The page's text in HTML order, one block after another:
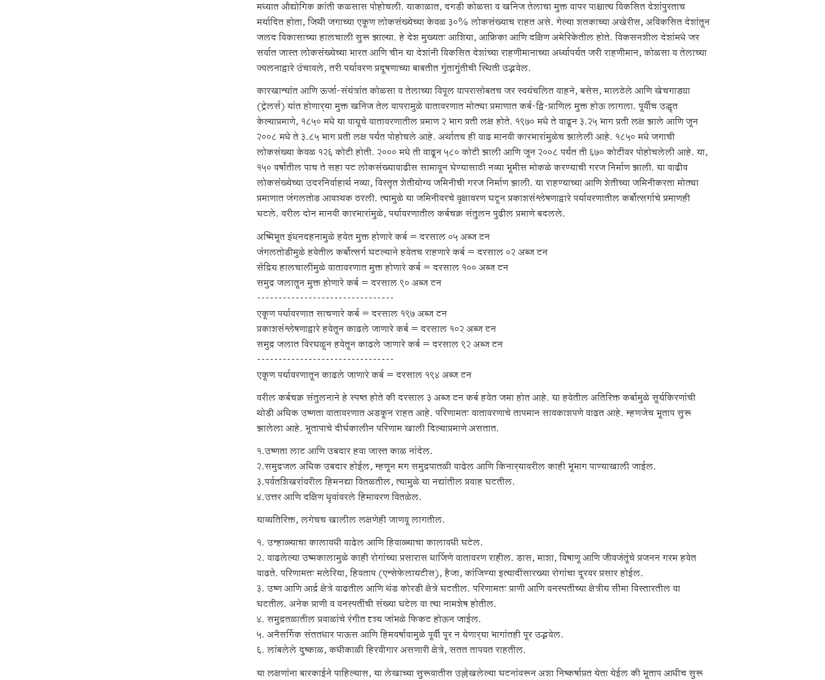
मध्यात औद्योगिक क्रांती कळसास पोहोचली. याकाळात, दगडी कोळसा व खनिज तेलाचा मुक्त वापर पाश्चात्य विकसित देशांपुरताच
मर्यादित होता, जिथी जगाच्या एकूण लोकसंख्येच्या केवळ ३०% लोकसंख्याच राहत असे. गेल्या शतकाच्या अखेरीस, अविकसित देशांतून
जलद विकासाच्या हालचाली सुरू झाल्या. हे देश मुख्यतः आशिया, आफ्रिका आणि दक्षिण अमेरिकेतील होते. विकसनशील देशांमधे जर
सर्वात जास्त लोकसंख्येच्या भारत आणि चीन या देशांनी विकसित देशांच्या राहणीमानाच्या अर्ध्यापर्यंत जरी राहणीमान, कोळसा व तेलाच्या
ज्वलनाद्वारे उंचावले, तरी पर्यावरण प्रदूषणाच्या बाबतीत गुंतागुंतीची स्थिती उद्भवेल.
कारखान्यांत आणि ऊर्जा-संयंत्रांत कोळसा व तेलाच्या विपूल वापरासोबतच जर स्वयंचलित वाहने, बसेस, मालठेले आणि खेचगाड्या
(ट्रेलर्स) यांत होणार्‍या मुक्त खनिज तेल वापरामुळे वातावरणात मोठ्या प्रमाणात कर्ब-द्वि-प्राणिल मुक्त होऊ लागला. पूर्वीच उद्धृत
केल्याप्रमाणे, १८५० मधे या वायूचे वातावरणातील प्रमाण २ भाग प्रती लक्ष होते. १९७० मधे ते वाढून ३.२५ भाग प्रती लक्ष झाले आणि जून
२००८ मधे ते ३.८५ भाग प्रती लक्ष पर्यंत पोहोचले आहे. अर्थातच ही वाढ मानवी कारभारांमुळेच झालेली आहे. १८५० मधे जगाची
लोकसंख्या केवळ १२६ कोटी होती. २००० मधे ती वाढून ५८० कोटी झाली आणि जून २००८ पर्यंत ती ६७० कोटींवर पोहोचलेली आहे. या,
१५० वर्षांतील पाच ते सहा पट लोकसंख्यावाढीस सामावून घेण्यासाठी नव्या भूमीस मोकळे करण्याची गरज निर्माण झाली. या वाढीव
लोकसंख्येच्या उदरनिर्वाहार्थ नव्या, विस्तृत शेतीयोग्य जमिनीची गरज निर्माण झाली. या राहण्याच्या आणि शेतीच्या जमिनीकरता मोठ्या
प्रमाणात जंगलतोड आवश्यक ठरली. त्यामुळे या जमिनीवरचे वृक्षावरण घटून प्रकाशसंश्लेषणाद्वारे पर्यावरणातील कर्बोत्सर्गाचे प्रमाणही
घटले. वरील दोन मानवी कारभारांमुळे, पर्यावरणातील कर्बचक्र संतुलन पुढील प्रमाणे बदलले.
अष्मिभूत इंधनदहनामुळे हवेत मुक्त होणारे कर्ब = दरसाल ०५ अब्ज टन
जंगलतोडीमुळे हवेतील कर्बोत्सर्ग घटल्याने हवेतच राहणारे कर्ब = दरसाल ०२ अब्ज टन
सेंद्रिय हालचालींमुळे वातावरणात मुक्त होणारे कर्ब = दरसाल १०० अब्ज टन
समुद्र जलातून मुक्त होणारे कर्ब = दरसाल ९० अब्ज टन
--------------------------------
एकूण पर्यावरणात साचणारे कर्ब = दरसाल १९७ अब्ज टन
प्रकाशसंश्लेषणाद्वारे हवेतून काढले जाणारे कर्ब = दरसाल १०२ अब्ज टन
समुद्र जलात विरघळून हवेतून काढले जाणारे कर्ब = दरसाल ९२ अब्ज टन
--------------------------------
एकूण पर्यावरणातून काढले जाणारे कर्ब = दरसाल १९४ अब्ज टन
वरील कर्बचक्र संतुलनाने हे स्पष्त होते की दरसाल ३ अब्ज टन कर्ब हवेत जमा होत आहे. या हवेतील अतिरिक्त कर्बामुळे सूर्यकिरणांची
थोडी अधिक उष्णता वातावरणात अडकून राहत आहे. परिणामतः वातावरणाचे तापमान सावकाशपणे वाढत आहे. म्हणजेच भूताप सुरू
झालेला आहे. भूतापाचे दीर्घकालीन परिणाम खाली दिल्याप्रमाणे असतात.
१.उष्णता लाट आणि उबदार हवा जास्त काळ नांदेल.
२.समुद्रजल अधिक उबदार होईल, म्हणून मग समुद्रपातळी वाढेल आणि किनार्‍यावरील काही भूभाग पाण्याखाली जाईल.
३.पर्वतशिखरांवरील हिमनद्या वितळतील, त्यामुळे या नद्यांतील प्रवाह घटतील.
४.उत्तर आणि दक्षिण धृवांवरले हिमावरण वितळेल.
याव्यतिरिक्त, लगेचच खालील लक्षणेही जाणवू लागतील.
१. उन्हाळ्याचा कालावधी वाढेल आणि हिवाळ्याचा कालावधी घटेल.
२. वाढलेल्या उष्मकालामुळे काही रोगांच्या प्रसारास धार्जिणे वातावरण राहील. डास, माशा, विषाणू आणि जीवजंतूंचे प्रजनन गरम हवेत
वाढते. परिणामतः मलेरिया, हिवताप (एन्सेफेलायटीस), हैजा, कांजिण्या इत्यादींसारख्या रोगांचा दूरवर प्रसार होईल.
३. उष्ण आणि आर्द्र क्षेत्रे वाढतील आणि थंड कोरडी क्षेत्रे घटतील. परिणामतः प्राणी आणि वनस्पतींच्या क्षेत्रीय सीमा विस्तारतील वा
घटतील. अनेक प्राणी व वनस्पतींची संख्या घटेल वा त्या नामशेष होतील.
४. समुद्रतळातील प्रवाळांचे रंगीत दृश्य जांभळे फिकट होऊन जाईल.
५. अनैसर्गिक संततधार पाऊस आणि हिमवर्षावामुळे पूर्वी पूर न येणार्‍या भागांतही पूर उद्भवेल.
६. लांबलेले दुष्काळ, कधीकाळी हिरवीगार असणारी क्षेत्रे, सतत तापवत राहतील.
या लक्षणांना बारकाईने पाहिल्यास, या लेखाच्या सुरूवातीस उल्लेखलेल्या घटनांवरून अशा निष्कर्षाप्रत येता येईल की भूताप आधीच सुरू